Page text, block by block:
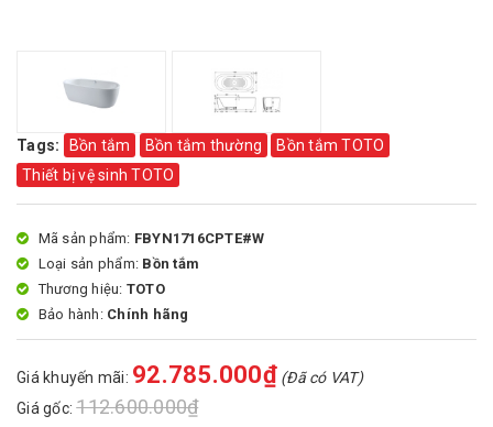
Tags: Bồn tắm Bồn tắm thường
Bồn tắm TOTO
Thiết bị vệ sinh TOTO
Mã sản phẩm: FBYN1716CPTE#W
Loại sản phẩm: Bồn tắm
Thương hiệu: TOTO
Bảo hành: Chính hãng
Giá khuyến mãi: 92.785.000₫ (Đã có VAT)
Giá gốc:112.600.000₫